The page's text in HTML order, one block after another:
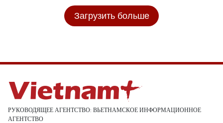
Загрузить больше
РУКОВОДЯЩЕЕ АГЕНТСТВО: ВЬЕТНАМСКОЕ ИНФОРМАЦИОННОЕ
АГЕНТСТВО